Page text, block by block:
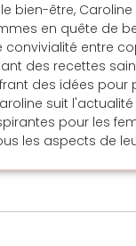
bien-être,
en quête de
entre
des recettes
des idées pour
suit
pour les
les aspects de